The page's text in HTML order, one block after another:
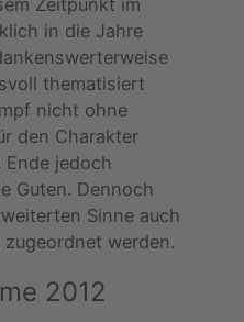
Zeitpunkt im
in die Jahre
thematisiert
nicht ohne
den Charakter
Ende jedoch
Guten. Dennoch
Sinne auch
werden.
2012